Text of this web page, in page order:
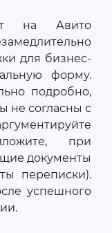
на Авито
для бизнес-
форму.
подробно,
не согласны с
при
документы
переписки).
успешного